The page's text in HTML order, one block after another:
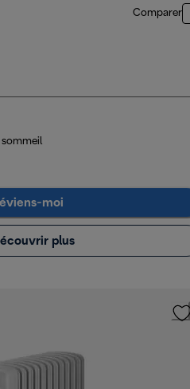
Comparer
moi
plus